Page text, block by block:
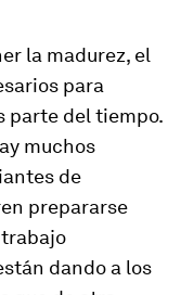
la madurez, el
para
parte del tiempo.
muchos
de
prepararse
dando a los